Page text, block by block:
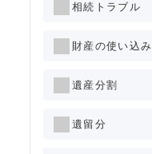
相続トラブル
財産の使い込み
遺産分割
遺留分